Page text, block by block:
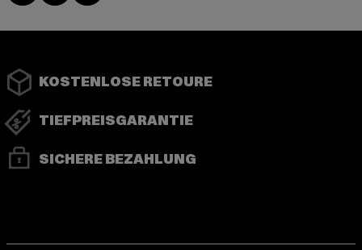
KOSTENLOSE RETOURE
TIEFPREISGARANTIE
SICHERE BEZAHLUNG